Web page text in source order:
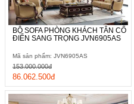
BỘ SOFA PHÒNG KHÁCH TÂN CỔ
ĐIỂN SANG TRỌNG JVN6905AS
Mã sản phẩm: JVN6905AS
86.062.500đ
153.000.000đ